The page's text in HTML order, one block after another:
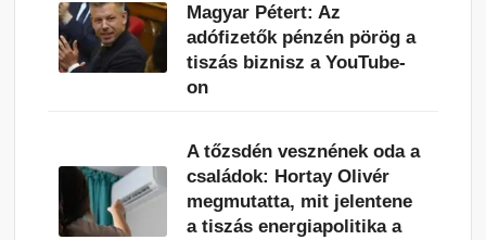
Magyar Pétert: Az
adófizetők pénzén pörög a
tiszás biznisz a YouTube-
on
A tőzsdén vesznének oda a
családok: Hortay Olivér
megmutatta, mit jelentene
a tiszás energiapolitika a